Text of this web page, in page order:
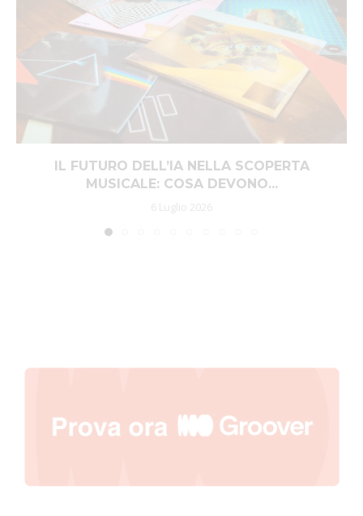
IL FUTURO DELL’IA NELLA SCOPERTA
MUSICALE: COSA DEVONO...
6 Luglio 2026